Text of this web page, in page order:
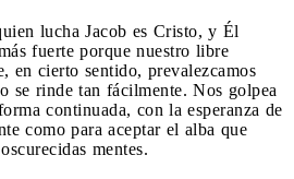
lucha Jacob es Cristo, y Él
fuerte porque nuestro libre
en cierto sentido, prevalezcamos
se rinde tan fácilmente. Nos golpea
continuada, con la esperanza de
como para aceptar el alba que
mentes.